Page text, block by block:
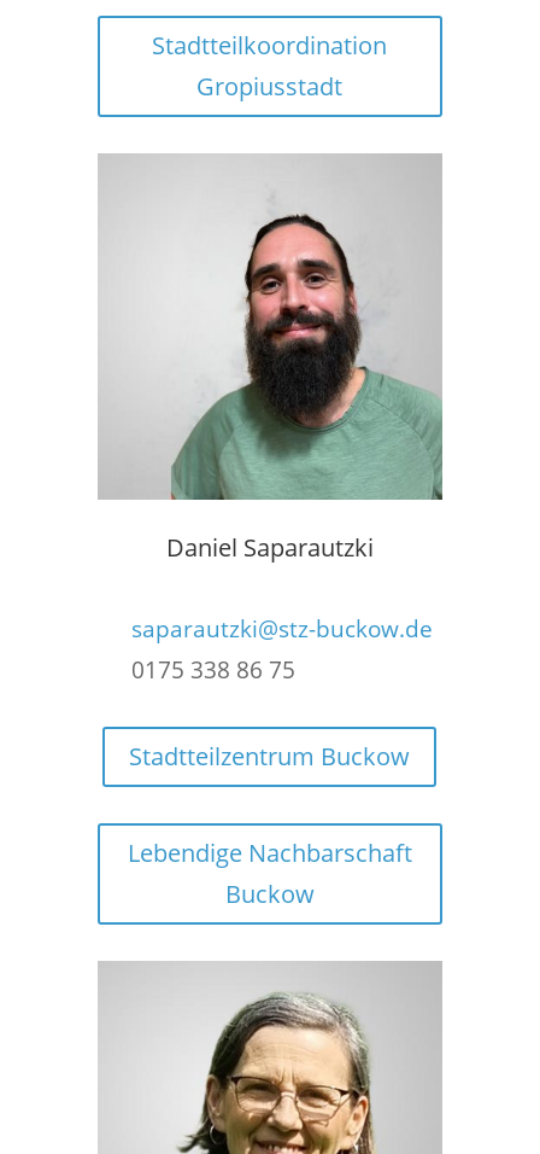
Stadtteilkoordination
Gropiusstadt
Daniel Saparautzki
saparautzki@stz-buckow.de
0175 338 86 75
Stadtteilzentrum Buckow
Lebendige Nachbarschaft
Buckow